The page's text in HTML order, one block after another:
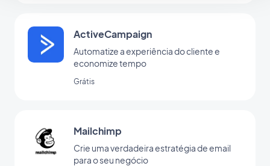
ActiveCampaign
Automatize a experiência do cliente e
economize tempo
Grátis
Mailchimp
Crie uma verdadeira estratégia de email
para o seu negócio